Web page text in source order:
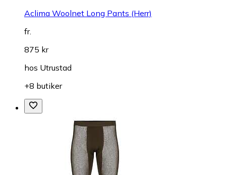
Aclima Woolnet Long Pants (Herr)
fr.
875 kr
hos Utrustad
+8 butiker